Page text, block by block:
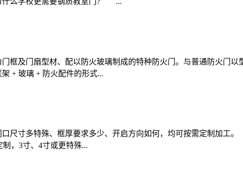
框及门扇型材、配以防火玻璃制成的特种防火门。与普通防火门
+ 玻璃 + 防火配件的形式...
口尺寸多特殊、框厚要求多少、开启方向如何，均可按需定
，3寸、4寸或更特殊...